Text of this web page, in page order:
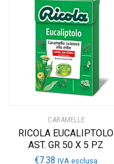
CARAMELLE
RICOLA EUCALIPTOLO
AST. GR 50 X 5 PZ
€7.38 IVA esclusa